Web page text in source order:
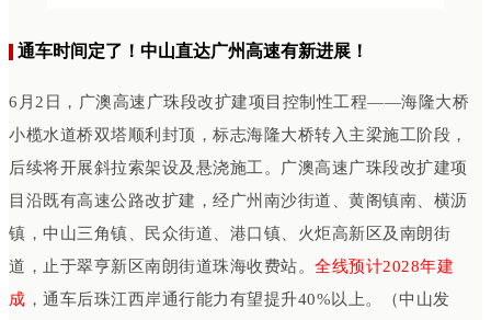
通车时间定了！中山直达广州高速有新进展！
6月2日，广澳高速广珠段改扩建项目控制性工程——海隆大桥
小榄水道桥双塔顺利封顶，标志海隆大桥转入主梁施工阶段，
后续将开展斜拉索架设及悬浇施工。广澳高速广珠段改扩建项
目沿既有高速公路改扩建，经广州南沙街道、黄阁镇南、横沥
镇，中山三角镇、民众街道、港口镇、火炬高新区及南朗街
道，止于翠亨新区南朗街道珠海收费站。 全线预计2028年建
成 ，通车后珠江西岸通行能力有望提升40%以上。（中山发